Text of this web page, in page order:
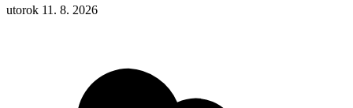
utorok 11. 8. 2026